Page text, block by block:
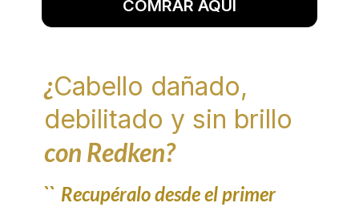
COMRAR AQUÍ
¿Cabello dañado,
debilitado y sin brillo
con Redken?
`` Recupéralo desde el primer